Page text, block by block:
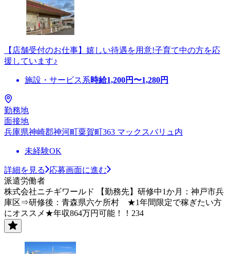
【店舗受付のお仕事】嬉しい待遇を用意!子育て中の方を応
援しています♪
施設・サービス系時給1,200円〜1,280円
勤務地
面接地
兵庫県神崎郡神河町粟賀町363 マックスバリュ内
未経験OK
詳細を見る
応募画面に進む
派遣労働者
株式会社ニチギワールド 【勤務先】研修中1か月：神戸市兵
庫区⇒研修後：青森県六ケ所村 ★1年間限定で稼ぎたい方
にオススメ★年収864万円可能！！234